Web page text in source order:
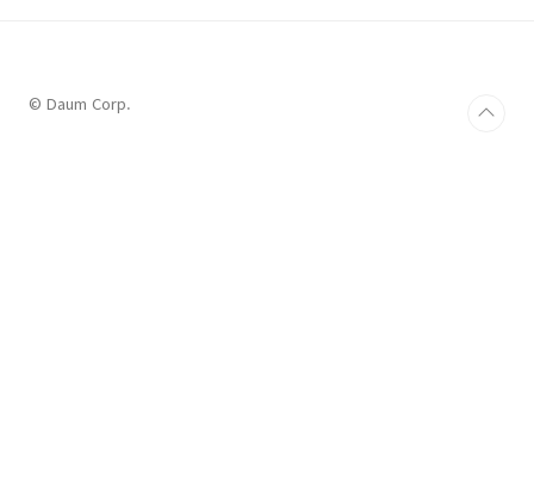
표현하려면?)도 따른다. — 1 그럼 생각을 좀 바
꿔서 어차..
© Daum Corp.